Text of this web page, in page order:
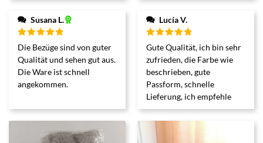
Susana L.
Bewertet
mit5von 5
Die Bezüge sind von guter
Qualität und sehen gut aus.
Die Ware ist schnell
angekommen.
Lucía V.
Bewertet
mit5von 5
Gute Qualität, ich bin sehr
zufrieden, die Farbe wie
beschrieben, gute
Passform, schnelle
Lieferung, ich empfehle